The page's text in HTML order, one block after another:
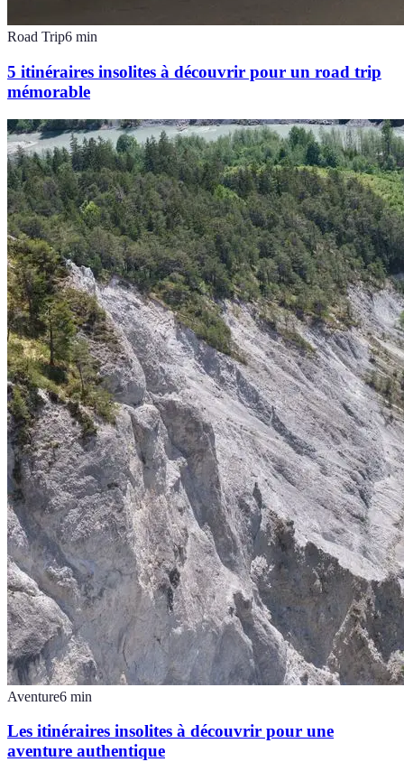
Road Trip6 min
5 itinéraires insolites à découvrir pour un road trip
mémorable
Aventure6 min
Les itinéraires insolites à découvrir pour une
aventure authentique